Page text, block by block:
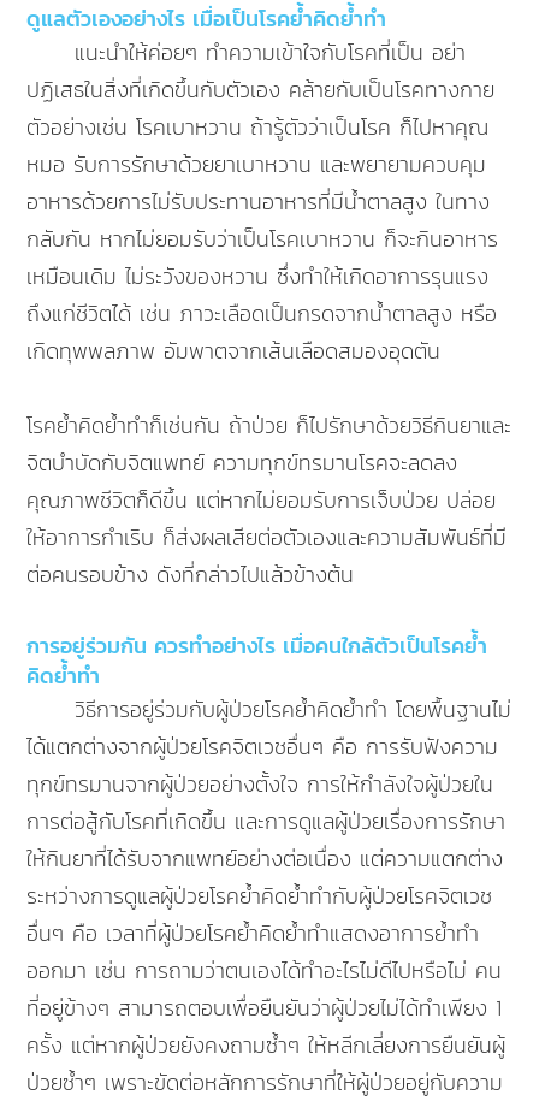
ดูแลตัวเองอย่างไร เมื่อเป็นโรคย้ำคิดย้ำทำ
แนะนำให้ค่อยๆ ทำความเข้าใจกับโรคที่เป็น อย่า
ปฏิเสธในสิ่งที่เกิดขึ้นกับตัวเอง คล้ายกับเป็นโรคทางกาย
ตัวอย่างเช่น โรคเบาหวาน ถ้ารู้ตัวว่าเป็นโรค ก็ไปหาคุณ
หมอ รับการรักษาด้วยยาเบาหวาน และพยายามควบคุม
อาหารด้วยการไม่รับประทานอาหารที่มีน้ำตาลสูง ในทาง
กลับกัน หากไม่ยอมรับว่าเป็นโรคเบาหวาน ก็จะกินอาหาร
เหมือนเดิม ไม่ระวังของหวาน ซึ่งทำให้เกิดอาการรุนแรง
ถึงแก่ชีวิตได้ เช่น ภาวะเลือดเป็นกรดจากน้ำตาลสูง หรือ
เกิดทุพพลภาพ อัมพาตจากเส้นเลือดสมองอุดตัน
โรคย้ำคิดย้ำทำก็เช่นกัน ถ้าป่วย ก็ไปรักษาด้วยวิธีกินยาและ
จิตบำบัดกับจิตแพทย์ ความทุกข์ทรมานโรคจะลดลง
คุณภาพชีวิตก็ดีขึ้น แต่หากไม่ยอมรับการเจ็บป่วย ปล่อย
ให้อาการกำเริบ ก็ส่งผลเสียต่อตัวเองและความสัมพันธ์ที่มี
ต่อคนรอบข้าง ดังที่กล่าวไปแล้วข้างต้น
การอยู่ร่วมกัน ควรทำอย่างไร เมื่อคนใกล้ตัวเป็นโรคย้ำ
คิดย้ำทำ
วิธีการอยู่ร่วมกับผู้ป่วยโรคย้ำคิดย้ำทำ โดยพื้นฐานไม่
ได้แตกต่างจากผู้ป่วยโรคจิตเวชอื่นๆ คือ การรับฟังความ
ทุกข์ทรมานจากผู้ป่วยอย่างตั้งใจ การให้กำลังใจผู้ป่วยใน
การต่อสู้กับโรคที่เกิดขึ้น และการดูแลผู้ป่วยเรื่องการรักษา
ให้กินยาที่ได้รับจากแพทย์อย่างต่อเนื่อง แต่ความแตกต่าง
ระหว่างการดูแลผู้ป่วยโรคย้ำคิดย้ำทำกับผู้ป่วยโรคจิตเวช
อื่นๆ คือ เวลาที่ผู้ป่วยโรคย้ำคิดย้ำทำแสดงอาการย้ำทำ
ออกมา เช่น การถามว่าตนเองได้ทำอะไรไม่ดีไปหรือไม่ คน
ที่อยู่ข้างๆ สามารถตอบเพื่อยืนยันว่าผู้ป่วยไม่ได้ทำเพียง 1
ครั้ง แต่หากผู้ป่วยยังคงถามซ้ำๆ ให้หลีกเลี่ยงการยืนยันผู้
ป่วยซ้ำๆ เพราะขัดต่อหลักการรักษาที่ให้ผู้ป่วยอยู่กับความ